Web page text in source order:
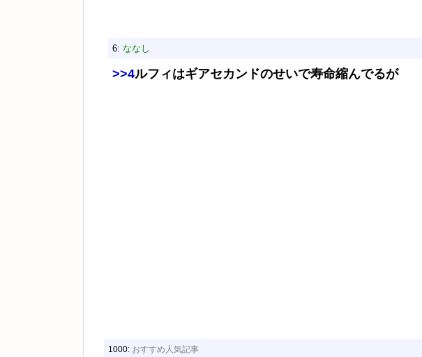
6: ななし
>>4ルフィはギアセカンドのせいで寿命縮んでるが
1000: おすすめ人気記事